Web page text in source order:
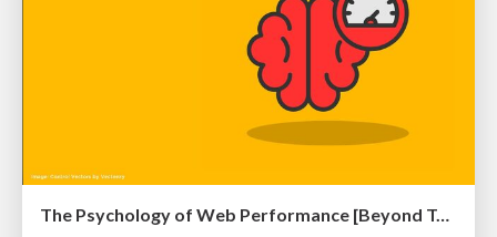
The Psychology of Web Performance [Beyond Tellerrand 2023]